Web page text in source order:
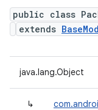
public class
extends
java.lang.Object
↳